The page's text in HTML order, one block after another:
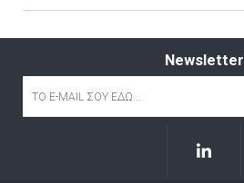
Newsletter